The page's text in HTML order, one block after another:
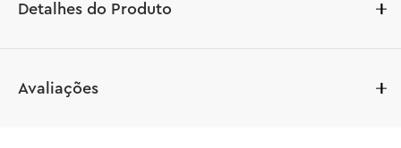
Detalhes do Produto
Aranha (76261) recria o duelo espetacular do filme
Avaliações